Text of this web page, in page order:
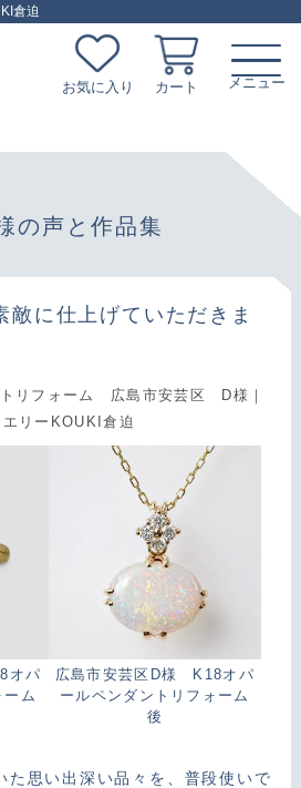
倉迫
お気に入り カート
の声と作品集
敵に仕上げていただきま
リフォーム 広島市安芸区 D様｜
エリーKOUKI倉迫
オパ
ーム
広島市安芸区D様 K18オパ
ールペンダントリフォーム
後
た思い出深い品々を、普段使いで